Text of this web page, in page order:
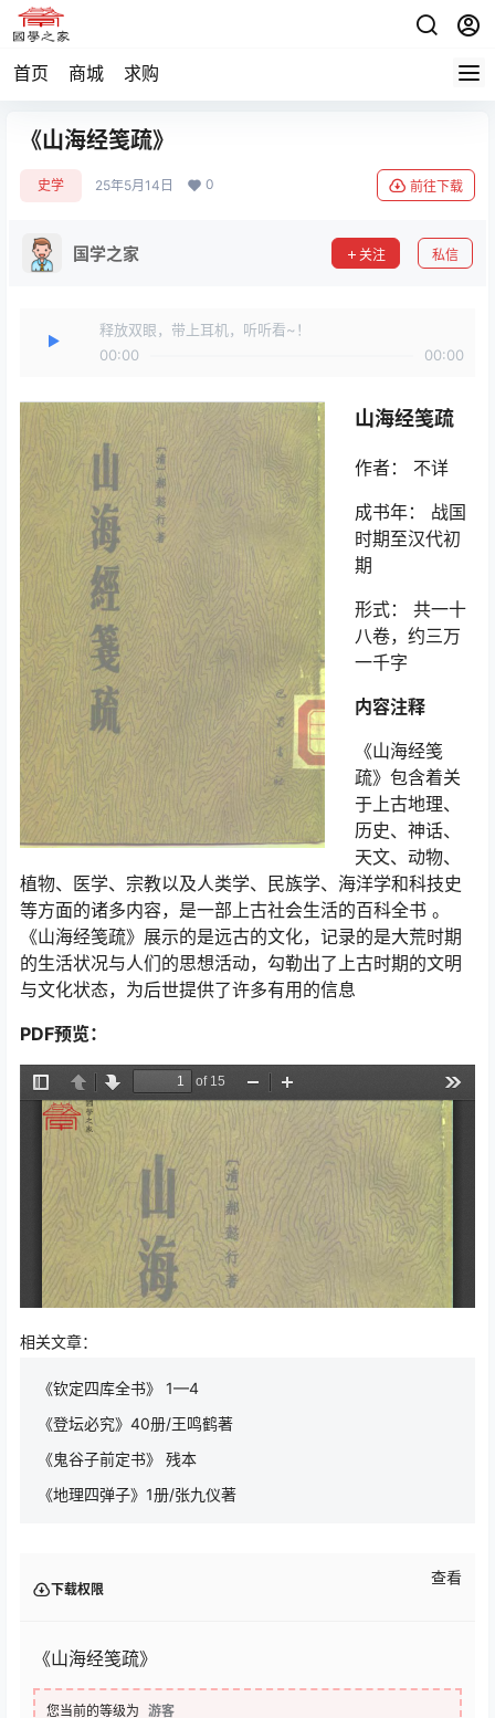
首页 商城 求购
《山海经笺疏》
史学 25年5月14日 0 前往下载
国学之家 关注 私信
释放双眼，带上耳机，听听看~！
00:00
00:00
山海经笺疏
作者： 不详
成书年： 战国
时期至汉代初
期
形式： 共一十
八卷，约三万
一千字
内容注释
《山海经笺
疏》包含着关
于上古地理、
历史、神话、
天文、动物、
植物、医学、宗教以及人类学、民族学、海洋学和科技史
等方面的诸多内容，是一部上古社会生活的百科全书 。
《山海经笺疏》展示的是远古的文化，记录的是大荒时期
的生活状况与人们的思想活动，勾勒出了上古时期的文明
与文化状态，为后世提供了许多有用的信息
PDF预览：
相关文章：
《钦定四库全书》 1—4
《登坛必究》40册/王鸣鹤著
《鬼谷子前定书》 残本
《地理四弹子》1册/张九仪著
下载权限
查看
《山海经笺疏》
您当前的等级为 游客